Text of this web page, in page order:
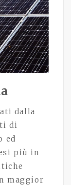
dalla
di
ed
più in
maggior